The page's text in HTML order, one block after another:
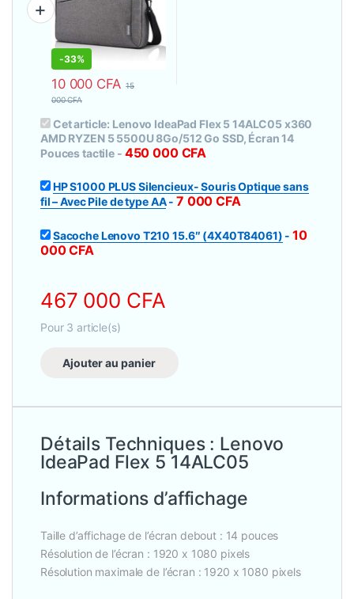
-33%
10 000 CFA 15
000CFA
Cet article: Lenovo IdeaPad Flex 5 14ALC05 x360
AMD RYZEN 5 5500U 8Go/512 Go SSD, Écran 14
Pouces tactile - 450 000 CFA
HP S1000 PLUS Silencieux- Souris Optique sans
fil – Avec Pile de type AA- 7 000CFA
Sacoche Lenovo T210 15.6″ (4X40T84061) -10
000CFA
467 000 CFA
Pour 3 article(s)
Ajouter au panier
Détails Techniques : Lenovo
IdeaPad Flex 5 14ALC05
Informations d’affichage
Taille d’affichage de l’écran debout : 14 pouces
Résolution de l’écran : 1920 x 1080 pixels
Résolution maximale de l’écran : 1920 x 1080 pixels